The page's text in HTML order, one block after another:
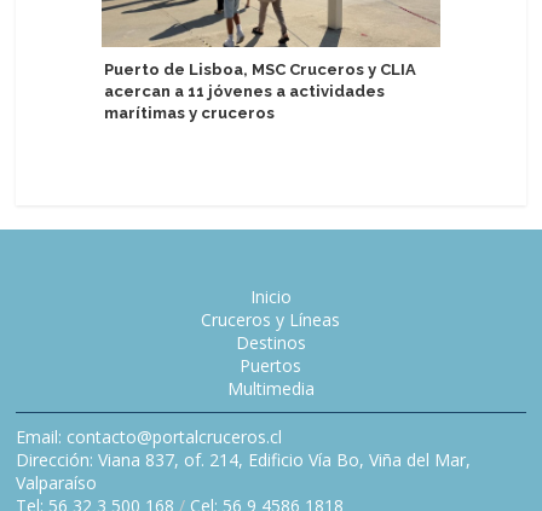
Puerto de Lisboa, MSC Cruceros y CLIA
acercan a 11 jóvenes a actividades
marítimas y cruceros
Inicio
Cruceros y Líneas
Destinos
Puertos
Multimedia
Email: contacto@portalcruceros.cl
Dirección: Viana 837, of. 214, Edificio Vía Bo, Viña del Mar,
Valparaíso
Tel: 56 32 3 500 168 / Cel: 56 9 4586 1818